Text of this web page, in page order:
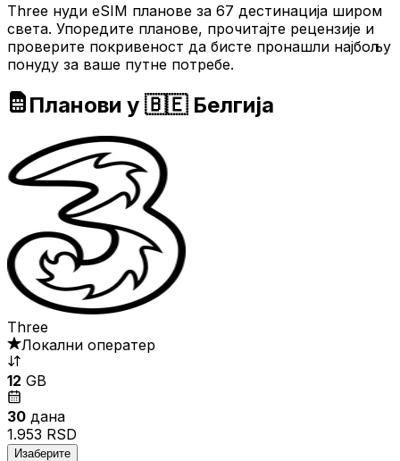
Three нуди eSIM планове за 67 дестинација широм
света. Упоредите планове, прочитајте рецензије и
проверите покривеност да бисте пронашли најбољу
понуду за ваше путне потребе.
Планови у 🇧🇪 Белгија
Three
Локални оператер
12 GB
30 дана
1.953 RSD
Изаберите